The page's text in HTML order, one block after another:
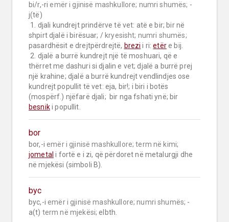
bi/r,-ri emër i gjinisë mashkullore; numri shumës; -
j(të)
shpirt djalë i birësuar; / kryesisht; numri shumës;
pasardhësit e drejtpërdrejtë, brezi i ri: etër e bij.
thërret me dashuri si djalin e vet; djalë a burrë prej
një krahine; djalë a burrë kundrejt vendlindjes ose
kundrejt popullit të vet: eja, bir!; i biri i botës
besnik i popullit.
bor
bor,-i emër i gjinisë mashkullore; term në kimi;
jometal i fortë e i zi, që përdoret në metalurgji dhe
në mjekësi (simboli B).
byc
byc,-i emër i gjinisë mashkullore; numri shumës; -
a(t) term në mjekësi; elbth.